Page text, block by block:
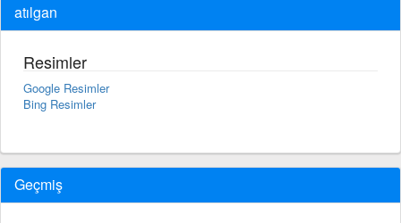
atılgan
Resimler
Google Resimler
Bing Resimler
Geçmiş